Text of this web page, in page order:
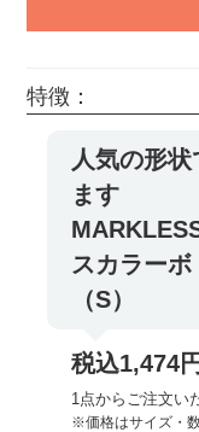
特徴：
人気の形
ます
スカラー
（S）
税込1,474
1点からご注文い
※価格はサイズ・